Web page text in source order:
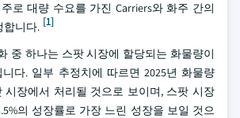
로 대량 수요를 가진 Carriers와 화주 간의
합니다. [1]
중 하나는 스팟 시장에 할당되는 화물량이
다. 일부 추정치에 따르면 2025년 화물량
시장에서 처리될 것으로 보이며, 스팟 시장
의 성장률로 가장 느린 성장을 보일 것으